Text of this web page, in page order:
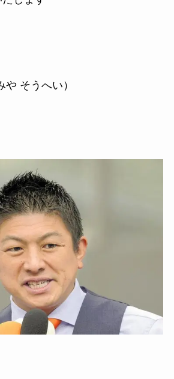
や そうへい）